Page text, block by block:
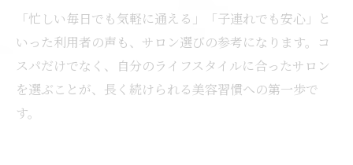
「忙しい毎日でも気軽に通える」「子連れでも安心」と
いった利用者の声も、サロン選びの参考になります。コ
スパだけでなく、自分のライフスタイルに合ったサロン
を選ぶことが、長く続けられる美容習慣への第一歩で
す。